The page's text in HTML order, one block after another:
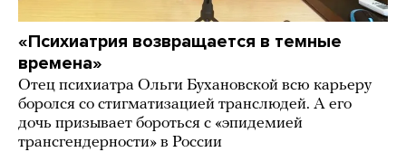
«Психиатрия возвращается в темные
времена»
Отец психиатра Ольги Бухановской всю карьеру
боролся со стигматизацией транслюдей. А его
дочь призывает бороться с «эпидемией
трансгендерности» в России